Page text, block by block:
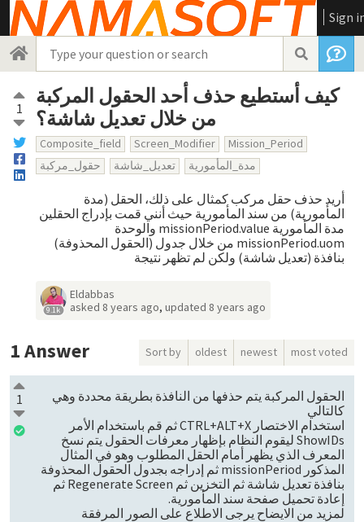
Sign
1
كيف أستطيع حذف أحد الحقول المركبة
من خلال تعديل شاشة؟
Composite_field Screen_Modifier
Mission_Period
حقول_مركبة
تعديل_شاشة مدة_المأمورية
أريد حذف حقل مركب كمثال على ذلك، الحقل (مدة
المأمورية) من سند المأمورية حيث أنني قمت بإدراج الحقلين
مدة المأمورية missionPeriod.value والوحدة
missionPeriod.uom من خلال جدول (الحقول المحذوفة)
بنافذة (تعديل شاشة) ولكن لم تظهر نتيجة
9.1k
Eldabbas
asked 8 years ago, updated 8 years ago
1Answer Sort by oldest newest most voted
1
الحقول المركبة يتم حذفها من النافذة بطريقة محددة وهي
كالتالي
استخدام الاختصار CTRL+ALT+X ثم قم باستخدام الأمر
ShowIDs ليقوم النظام بإظهار معرفات الحقول يتم نسخ
المعرف الذي يظهر أمام الحقل المطلوب وهو في المثال
المذكور missionPeriod ثم إدراجه بجدول الحقول المحذوفة
بنافذة تعديل شاشة ثم التخزين ثم Regenerate Screen ثم
إعادة تحميل صفحة سند المأمورية.
لمزيد من الايضاح يرجى الاطلاع على الصور المرفقة